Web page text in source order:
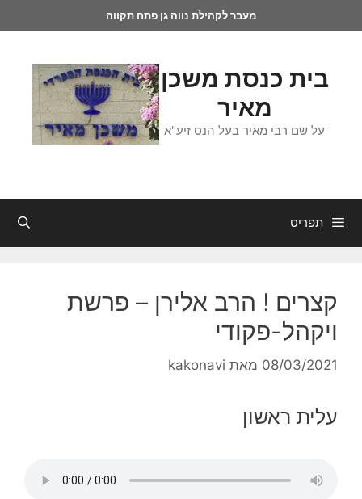
מעבר לקהילת נווה גן פתח תקווה
בית כנסת משכן
מאיר
על שם רבי מאיר בעל הנס זיע"א
תפריט
קצרים ! הרב אלירן – פרשת
ויקהל-פקודי
08/03/2021 מאת kakonavi
עלית ראשון